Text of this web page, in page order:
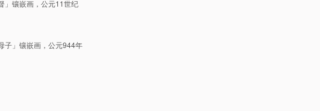
」镶嵌画，公元11世纪
子」镶嵌画，公元944年